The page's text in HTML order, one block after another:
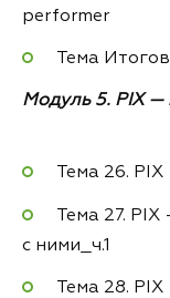
performer
Тема
Модуль 5. PIX —
Тема 26.
Тема 27.
с ними_ч.1
Тема 28.